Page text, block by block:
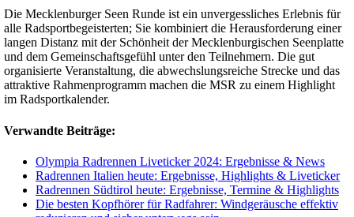
Die Mecklenburger Seen Runde ist ein unvergessliches Erlebnis für
alle Radsportbegeisterten; Sie kombiniert die Herausforderung einer
langen Distanz mit der Schönheit der Mecklenburgischen Seenplatte
und dem Gemeinschaftsgefühl unter den Teilnehmern. Die gut
organisierte Veranstaltung, die abwechslungsreiche Strecke und das
attraktive Rahmenprogramm machen die MSR zu einem Highlight
im Radsportkalender.
Verwandte Beiträge:
Olympia Radrennen Liveticker 2024: Ergebnisse & News
Radrennen Italien heute: Ergebnisse, Highlights & Liveticker
Radrennen Südtirol heute: Ergebnisse, Termine & Highlights
Die besten Kopfhörer für Radfahrer: Windgeräusche effektiv